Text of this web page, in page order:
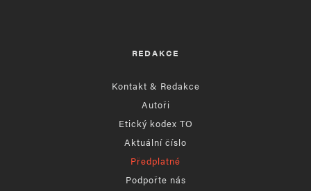
REDAKCE
Kontakt & Redakce
Autoři
Etický kodex TO
Aktuální číslo
Předplatné
Podpořte nás